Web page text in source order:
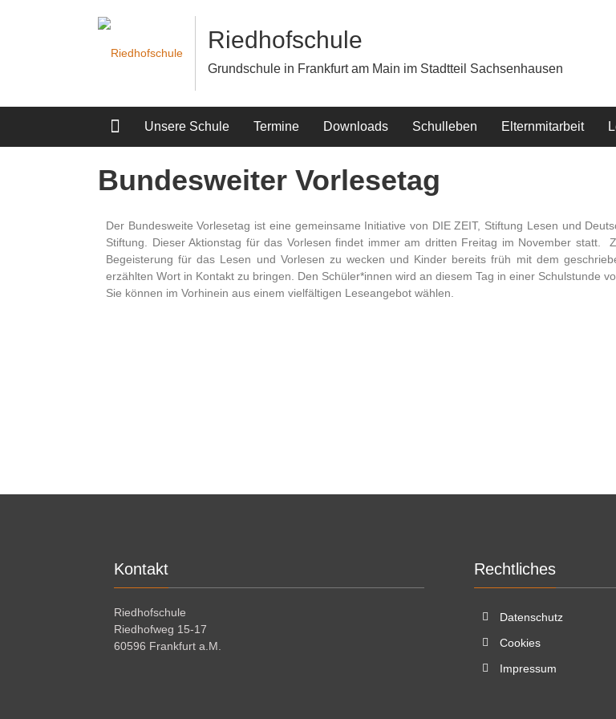
Riedhofschule
Grundschule in Frankfurt am Main im Stadtteil Sachsenhausen
Unsere Schule Termine Downloads Schulleben Elternmitarbeit
Bundesweiter Vorlesetag
Der Bundesweite Vorlesetag ist eine gemeinsame Initiative von DIE ZEIT, Stiftung Lesen und
Stiftung. Dieser Aktionstag für das Vorlesen findet immer am dritten Freitag im November statt.
Begeisterung für das Lesen und Vorlesen zu wecken und Kinder bereits früh mit dem
erzählten Wort in Kontakt zu bringen. Den Schüler*innen wird an diesem Tag in einer Schulstunde
Sie können im Vorhinein aus einem vielfältigen Leseangebot wählen.
Kontakt
Riedhofschule
Riedhofweg 15-17
60596 Frankfurt a.M.
Rechtliches
Datenschutz
Cookies
Impressum